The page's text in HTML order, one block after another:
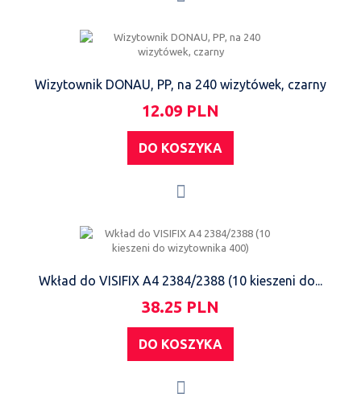
Wizytownik DONAU, PP, na 240 wizytówek, czarny
12.09 PLN
DO KOSZYKA
Wkład do VISIFIX A4 2384/2388 (10 kieszeni do...
38.25 PLN
DO KOSZYKA